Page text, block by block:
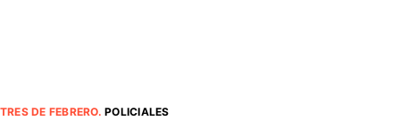
TRES DE FEBRERO.POLICIALES